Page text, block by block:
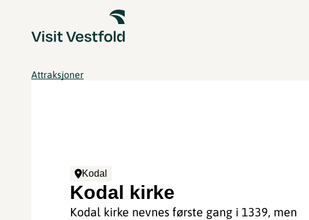
Attraksjoner
Kodal
Kodal kirke
Kodal kirke nevnes første gang i 1339, men